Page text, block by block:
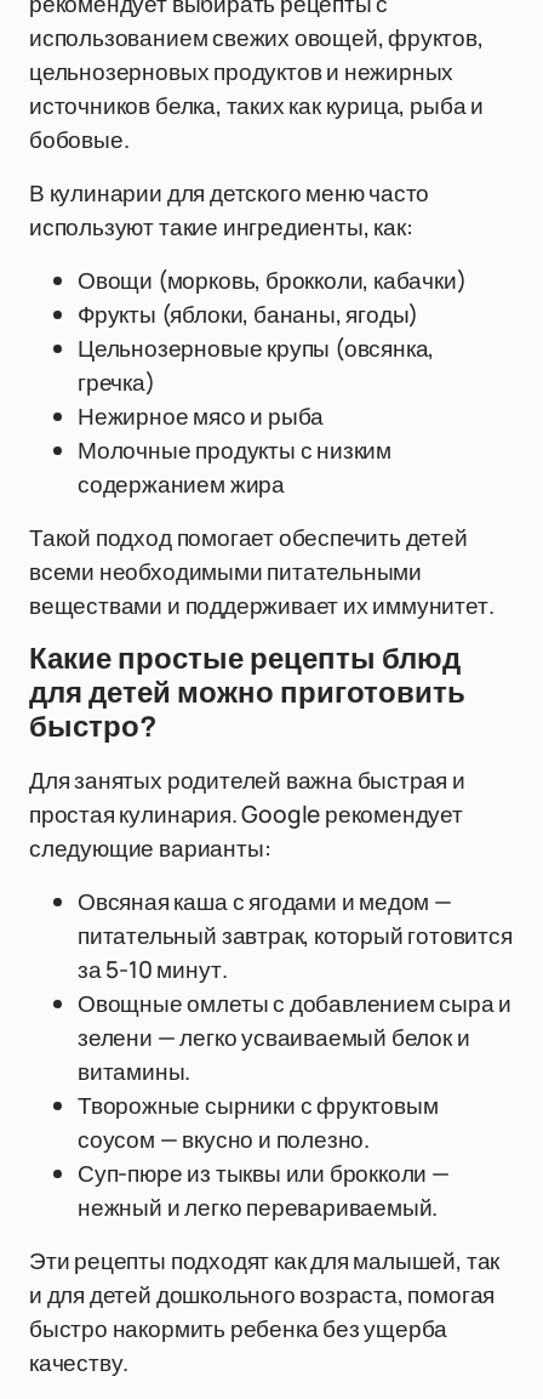
использованием свежих овощей, фруктов,
цельнозерновых продуктов и нежирных
источников белка, таких как курица, рыба и
бобовые.
В кулинарии для детского меню часто
используют такие ингредиенты, как:
Овощи (морковь, брокколи, кабачки)
Фрукты (яблоки, бананы, ягоды)
Цельнозерновые крупы (овсянка,
гречка)
Нежирное мясо и рыба
Молочные продукты с низким
содержанием жира
Такой подход помогает обеспечить детей
всеми необходимыми питательными
веществами и поддерживает их иммунитет.
Какие простые рецепты блюд
для детей можно приготовить
быстро?
Для занятых родителей важна быстрая и
простая кулинария. Google рекомендует
следующие варианты:
Овсяная каша с ягодами и медом —
питательный завтрак, который готовится
за 5-10 минут.
Овощные омлеты с добавлением сыра и
зелени — легко усваиваемый белок и
витамины.
Творожные сырники с фруктовым
соусом — вкусно и полезно.
Суп-пюре из тыквы или брокколи —
нежный и легко перевариваемый.
Эти рецепты подходят как для малышей, так
и для детей дошкольного возраста, помогая
быстро накормить ребенка без ущерба
качеству.